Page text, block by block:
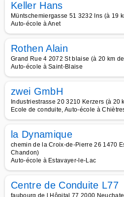
Keller Hans
Müntschemiergasse 51 3232 Ins (à 19
Auto-école à Anet
Rothen Alain
Grand Rue 4 2072 St blaise (à 20 km
Auto-école à Saint-Blaise
zwei GmbH
Industriestrasse 20 3210 Kerzers (à 20
Ecole de conduite, Auto-école à
la Dynamique
chemin de la Croix-de-Pierre 26 1470
Chandon)
Auto-école à Estavayer-le-Lac
Centre de Conduite L77
faubourg de l Hôpital 77 2000